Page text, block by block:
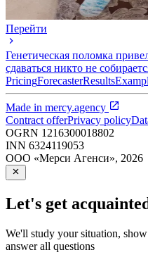
Перейти
Генетическая поломка
сдаваться никто не
PricingForecasterResults
Made in mercy.agency
Contract offerPrivacy policy
OGRN 1216300018802
INN 6324119053
ООО «Мерси Агенси», 2026
Let's get
We'll study your situation,
answer all questions